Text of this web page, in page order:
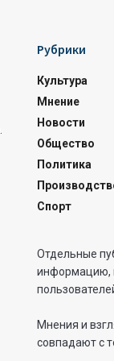
Рубрики
Культура
Мнение
Новости
Общество
Политика
Спорт
Отдельные
информацию,
Мнения и
совпадают с